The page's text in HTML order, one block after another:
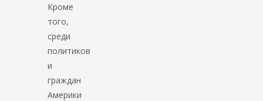
Кроме
того,
среди
политиков
и
граждан
Америки